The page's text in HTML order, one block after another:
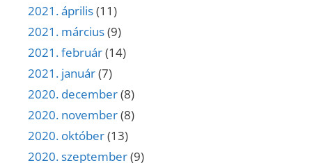
2021. április(11)
2021. március(9)
2021. február(14)
2021. január(7)
2020. december(8)
2020. november(8)
2020. október(13)
2020. szeptember(9)